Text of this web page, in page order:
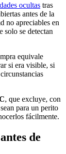
ocultas tras
antes de la
no apreciables en
solo se detectan
equivale
si era visible, si
, que excluye, con
para un perito
fácilmente.
de